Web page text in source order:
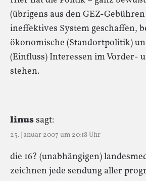
(übrigens aus den GEZ-
ineffektives System geschaffen,
ökonomische (Standortpolitik)
(Einfluss) Interessen im Vorder-
stehen.
linussagt:
25. Januar 2007 um 20:18 Uhr
die 16? (unabhängigen)
zeichnen jede sendung aller